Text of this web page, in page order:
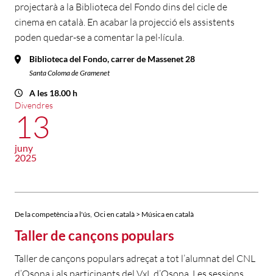
projectarà a la Biblioteca del Fondo dins del cicle de
cinema en català. En acabar la projecció els assistents
poden quedar-se a comentar la pel·lícula.
Biblioteca del Fondo, carrer de Massenet 28
Santa Coloma de Gramenet
A les 18.00 h
Divendres
13
juny
2025
De la competència a l'ús Oci en català > Música en català
Taller de cançons populars
Taller de cançons populars adreçat a tot l’alumnat del CNL